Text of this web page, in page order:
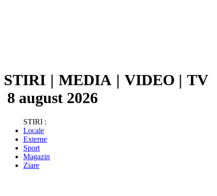
STIRI | MEDIA | VIDEO | TV
8 august 2026
STIRI :
Locale
Externe
Sport
Magazin
Ziare